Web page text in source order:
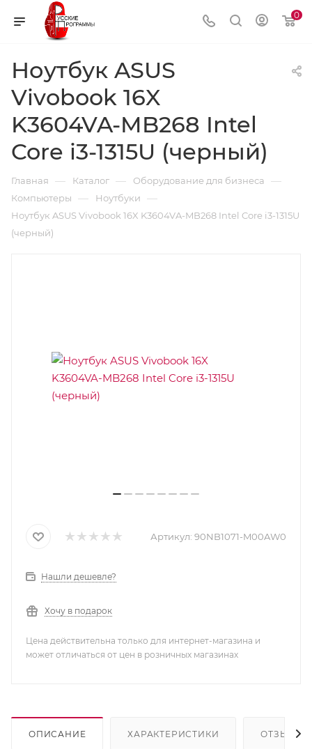
0
Ноутбук ASUS
Vivobook 16X
K3604VA-MB268 Intel
Core i3-1315U (черный)
Главная — Каталог — Оборудование для бизнеса —
Компьютеры — Ноутбуки —
Ноутбук ASUS Vivobook 16X K3604VA-MB268 Intel Core i3-1315U
(черный)
Артикул: 90NB1071-M00AW0
Нашли дешевле?
Хочу в подарок
Цена действительна только для интернет-магазина и
может отличаться от цен в розничных магазинах
ОПИСАНИЕ ХАРАКТЕРИСТИКИ ОТЗЫВЫ